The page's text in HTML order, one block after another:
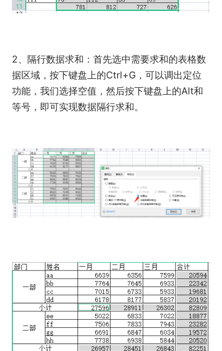
2、隔行数据求和：首先选中需要求和的表格数
据区域，按下键盘上的Ctrl+G，可以调出定位
功能，我们选择空值，然后按下键盘上的Alt和
等号，即可实现数据隔行求和。